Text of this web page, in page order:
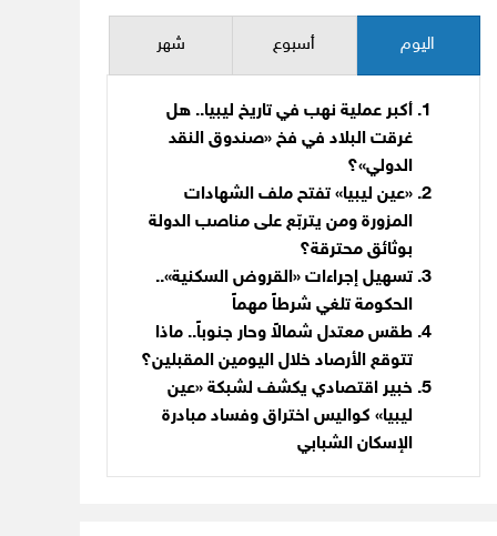
اليوم أسبوع شهر
أكبر عملية نهب في تاريخ ليبيا.. هل
غرقت البلاد في فخ «صندوق النقد
الدولي»؟
«عين ليبيا» تفتح ملف الشهادات
المزورة ومن يتربّع على مناصب الدولة
بوثائق محترقة؟
تسهيل إجراءات «القروض السكنية»..
الحكومة تلغي شرطاً مهماً
طقس معتدل شمالاً وحار جنوباً.. ماذا
تتوقع الأرصاد خلال اليومين المقبلين؟
خبير اقتصادي يكشف لشبكة «عين
ليبيا» كواليس اختراق وفساد مبادرة
الإسكان الشبابي